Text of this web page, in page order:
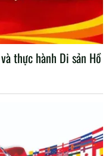
thực hành Di sản Hồ